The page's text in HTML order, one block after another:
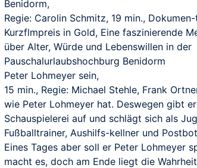
Benidorm,
Regie: Carolin Schmitz, 19 min.,
Kurzflmpreis in Gold, Eine faszinierende
über Alter, Würde und Lebenswillen in der
Pauschalurlaubshochburg Benidorm
Peter Lohmeyer sein,
15 min., Regie: Michael Stehle, Frank
wie Peter Lohmeyer hat. Deswegen gibt
Schauspielerei auf und schlägt sich als
Fußballtrainer, Aushilfs-kellner und
Eines Tages aber soll er Peter Lohmeyer
macht es, doch am Ende liegt die